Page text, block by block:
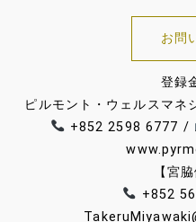
お問
登録
ピルモント・ウェルスマネ
+852 2598 6777 /
【宮
+852